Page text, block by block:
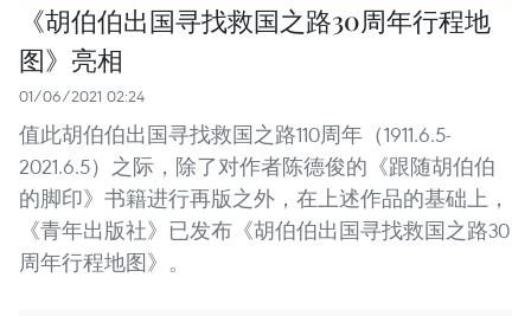
《胡伯伯出国寻找救国之路30周年行程地
图》亮相
01/06/2021 02:24
值此胡伯伯出国寻找救国之路110周年（1911.6.5-
2021.6.5）之际，除了对作者陈德俊的《跟随胡伯伯
的脚印》书籍进行再版之外，在上述作品的基础上，
《青年出版社》已发布《胡伯伯出国寻找救国之路30
周年行程地图》。